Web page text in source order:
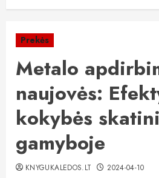
Prekės
Metalo
naujovės:
kokybės
gamyboje
KNYGUKALEDOS.LT 2024-04-10